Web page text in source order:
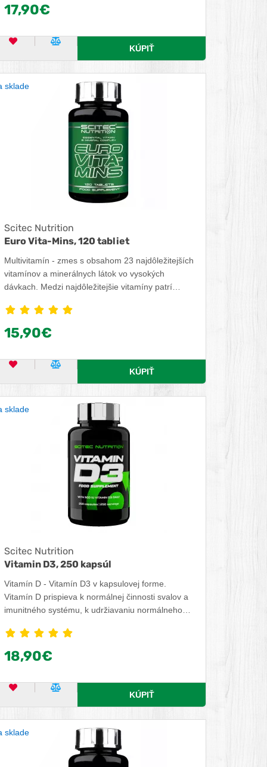
17,90€
OBĽÚBENÝ PRODUKTPOROVNAŤ PRODUKT
KÚPIŤ
sklade
Scitec Nutrition
Euro Vita-Mins, 120 tabliet
Multivitamín - zmes s obsahom 23 najdôležitejších
vitamínov a minerálnych látok vo vysokých
dávkach. Medzi najdôležitejšie vitamíny patrí
imunitného a nervového systému a prispieva k
zníženiu únavy a vyčerpania. Vitamín B2
podporuje správnu funkciu zraku. Medzi dôležité
plodnosť a udržiava normálnu hladinu
15,90€
OBĽÚBENÝ PRODUKTPOROVNAŤ PRODUKT
KÚPIŤ
sklade
Scitec Nutrition
Vitamin D3, 250 kapsúl
Vitamín D - Vitamín D3 v kapsulovej forme.
Vitamín D prispieva k normálnej činnosti svalov a
imunitného systému, k udržiavaniu normálneho
vstrebávaniu/využiteľnosti vápnika a fosforu.
18,90€
OBĽÚBENÝ PRODUKTPOROVNAŤ PRODUKT
KÚPIŤ
sklade